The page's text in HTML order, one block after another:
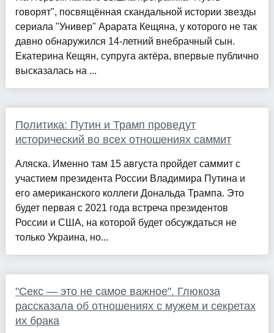
говорят", посвящённая скандальной истории звезды
сериала "Универ" Арарата Кещяна, у которого не так
давно обнаружился 14-летний внебрачный сын.
Екатерина Кещян, супруга актёра, впервые публично
высказалась на ...
Политика: Путин и Трамп проведут
исторический во всех отношениях саммит
Аляска. Именно там 15 августа пройдет саммит с
участием президента России Владимира Путина и
его американского коллеги Дональда Трампа. Это
будет первая с 2021 года встреча президентов
России и США, на которой будет обсуждаться не
только Украина, но...
"Секс — это не самое важное". Глюкоза
рассказала об отношениях с мужем и секретах
их брака